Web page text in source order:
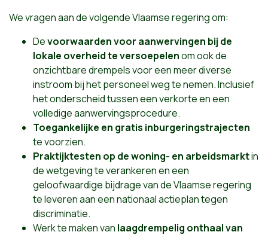
We vragen aan de volgende Vlaamse regering om:
Devoorwaarden voor aanwervingen bij de
lokale overheid te versoepelenom ook de
onzichtbare drempels voor een meer diverse
instroom bij het personeel weg te nemen. Inclusief
het onderscheid tussen een verkorte en een
volledige aanwervingsprocedure.
Toegankelijke en gratis inburgeringstrajecten
te voorzien.
Praktijktesten op de woning- en arbeidsmarktin
de wetgeving te verankeren en een
geloofwaardige bijdrage van de Vlaamse regering
te leveren aan een nationaal actieplan tegen
discriminatie.
Werk te maken van laagdrempelig onthaal van